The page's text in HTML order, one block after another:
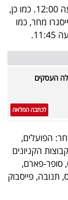
מפסיקה את פעילות הרכבת הקלה עד לשעה 12:00. כמו כן,
מחר, כמו
העסקים
לכתבה המלאה
הפועלים,
הקניונים
סופר-פארם,
תנובה, פייסבוק